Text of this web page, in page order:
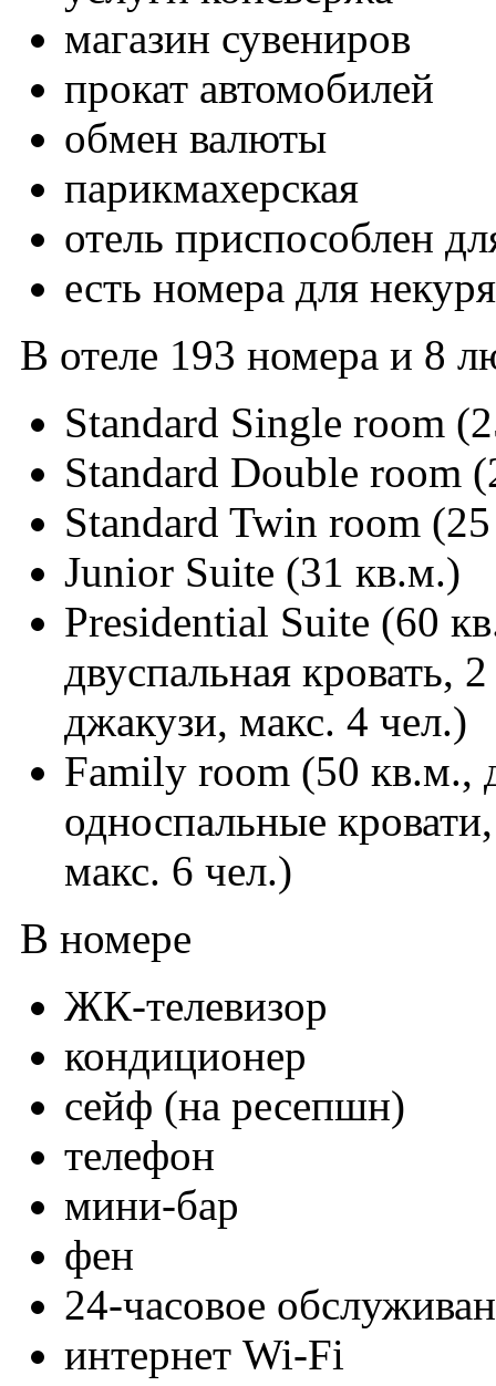
магазин сувениров
прокат автомобилей
обмен валюты
парикмахерская
отель приспособлен
есть номера для
В отеле 193 номера и 8
Standard Single room
Standard Double room
Standard Twin room
Junior Suite (31 кв.м.)
Presidential Suite (60
двуспальная кровать,
джакузи, макс. 4 чел.)
Family room (50 кв.м.,
односпальные
макс. 6 чел.)
В номере
ЖК-телевизор
кондиционер
сейф (на ресепшн)
телефон
мини-бар
фен
24-часовое
интернет Wi-Fi